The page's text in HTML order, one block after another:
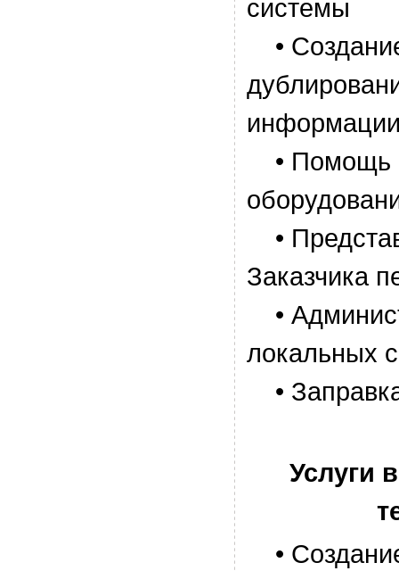
системы
•
• Помощь
•
Заказчика
•
локальных
•
Услуги
•